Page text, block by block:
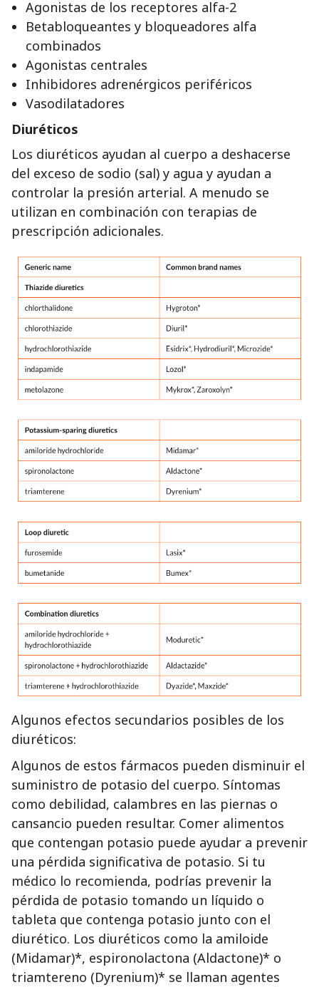
Agonistas de los receptores alfa-2
Betabloqueantes y bloqueadores alfa
combinados
Agonistas centrales
Inhibidores adrenérgicos periféricos
Vasodilatadores
Diuréticos
Los diuréticos ayudan al cuerpo a deshacerse
del exceso de sodio (sal) y agua y ayudan a
controlar la presión arterial. A menudo se
utilizan en combinación con terapias de
prescripción adicionales.
Algunos efectos secundarios posibles de los
diuréticos:
Algunos de estos fármacos pueden disminuir el
suministro de potasio del cuerpo. Síntomas
como debilidad, calambres en las piernas o
cansancio pueden resultar. Comer alimentos
que contengan potasio puede ayudar a prevenir
una pérdida significativa de potasio. Si tu
médico lo recomienda, podrías prevenir la
pérdida de potasio tomando un líquido o
tableta que contenga potasio junto con el
diurético. Los diuréticos como la amiloide
(Midamar)*, espironolactona (Aldactone)* o
triamtereno (Dyrenium)* se llaman agentes